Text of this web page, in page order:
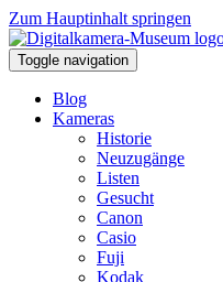
Zum Hauptinhalt springen
Toggle navigation
Blog
Kameras
Historie
Neuzugänge
Listen
Gesucht
Canon
Casio
Fuji
Kodak